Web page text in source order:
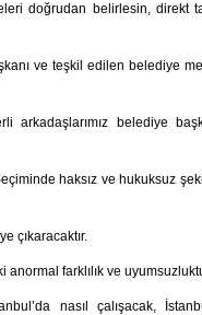
doğrudan belirlesin, direkt
ve teşkil edilen belediye
arkadaşlarımız belediye
haksız ve hukuksuz
çıkaracaktır.
farklılık ve
nasıl çalışacak,